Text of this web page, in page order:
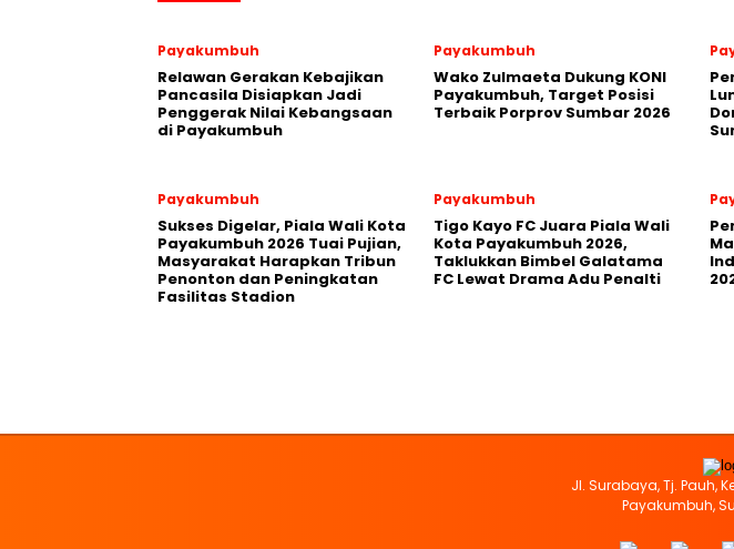
Payakumbuh
Relawan Gerakan Kebajikan
Pancasila Disiapkan Jadi
Penggerak Nilai Kebangsaan
di Payakumbuh
Payakumbuh
Wako Zulmaeta Dukung KONI
Payakumbuh, Target Posisi
Terbaik Porprov Sumbar 2026
Payakumbuh
Sukses Digelar, Piala Wali Kota
Payakumbuh 2026 Tuai Pujian,
Masyarakat Harapkan Tribun
Penonton dan Peningkatan
Fasilitas Stadion
Payakumbuh
Tigo Kayo FC Juara Piala Wali
Kota Payakumbuh 2026,
Taklukkan Bimbel Galatama
FC Lewat Drama Adu Penalti
Jl. Surabaya, Tj. Pauh,
Payakumbuh,